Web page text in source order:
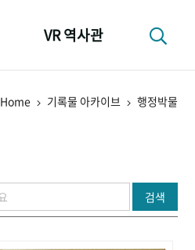
VR 역사관
Home 기록물 아카이브 행정박물
검색